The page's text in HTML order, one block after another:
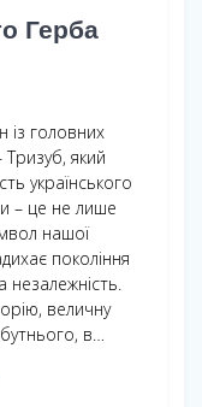
Герба
із головних
який
українського
– це не лише
нашої
покоління
незалежність.
величну
в…